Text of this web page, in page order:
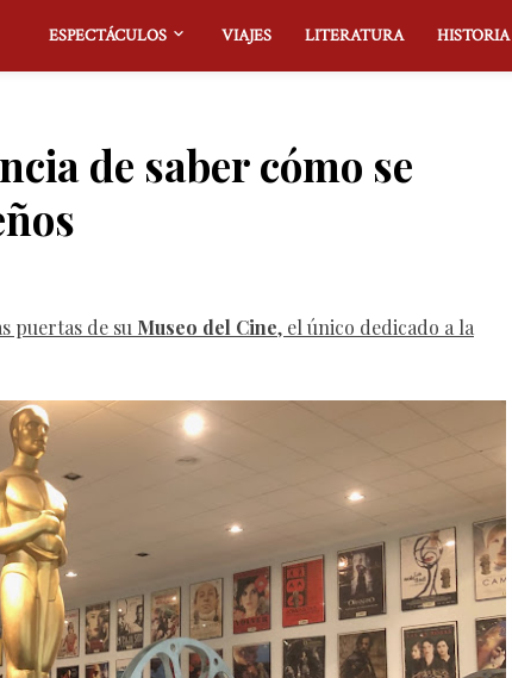
ESPECTÁCULOS VIAJES LITERATURA HISTORIA
de saber cómo se
puertas de su Museo del Cine, el único dedicado a la